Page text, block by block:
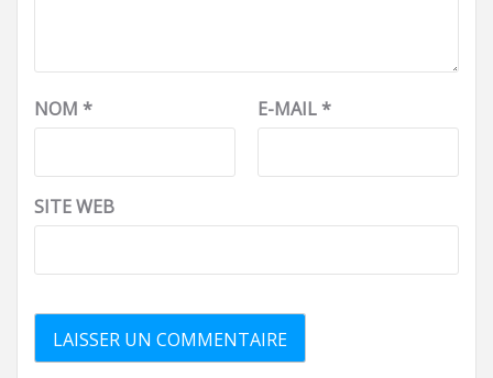
NOM * E-MAIL*
SITE WEB